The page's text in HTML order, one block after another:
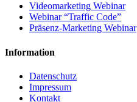
Videomarketing Webinar
Webinar “Traffic Code”
Präsenz-Marketing Webinar
Information
Datenschutz
Impressum
Kontakt